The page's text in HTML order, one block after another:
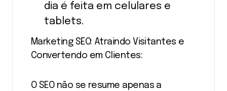
dia é feita em celulares e
tablets.
Marketing SEO: Atraindo Visitantes e
Convertendo em Clientes:
O SEO não se resume apenas a